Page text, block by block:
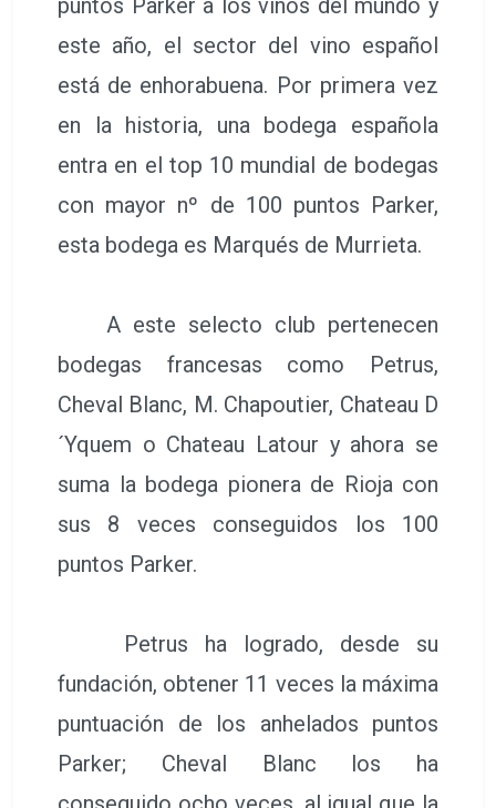
puntos Parker a los vinos del mundo y
este año, el sector del vino español
está de enhorabuena. Por primera vez
en la historia, una bodega española
entra en el top 10 mundial de bodegas
con mayor nº de 100 puntos Parker,
esta bodega es Marqués de Murrieta.
A este selecto club pertenecen
bodegas francesas como Petrus,
Cheval Blanc, M. Chapoutier, Chateau D
´Yquem o Chateau Latour y ahora se
suma la bodega pionera de Rioja con
sus 8 veces conseguidos los 100
puntos Parker.
Petrus ha logrado, desde su
fundación, obtener 11 veces la máxima
puntuación de los anhelados puntos
Parker; Cheval Blanc los ha